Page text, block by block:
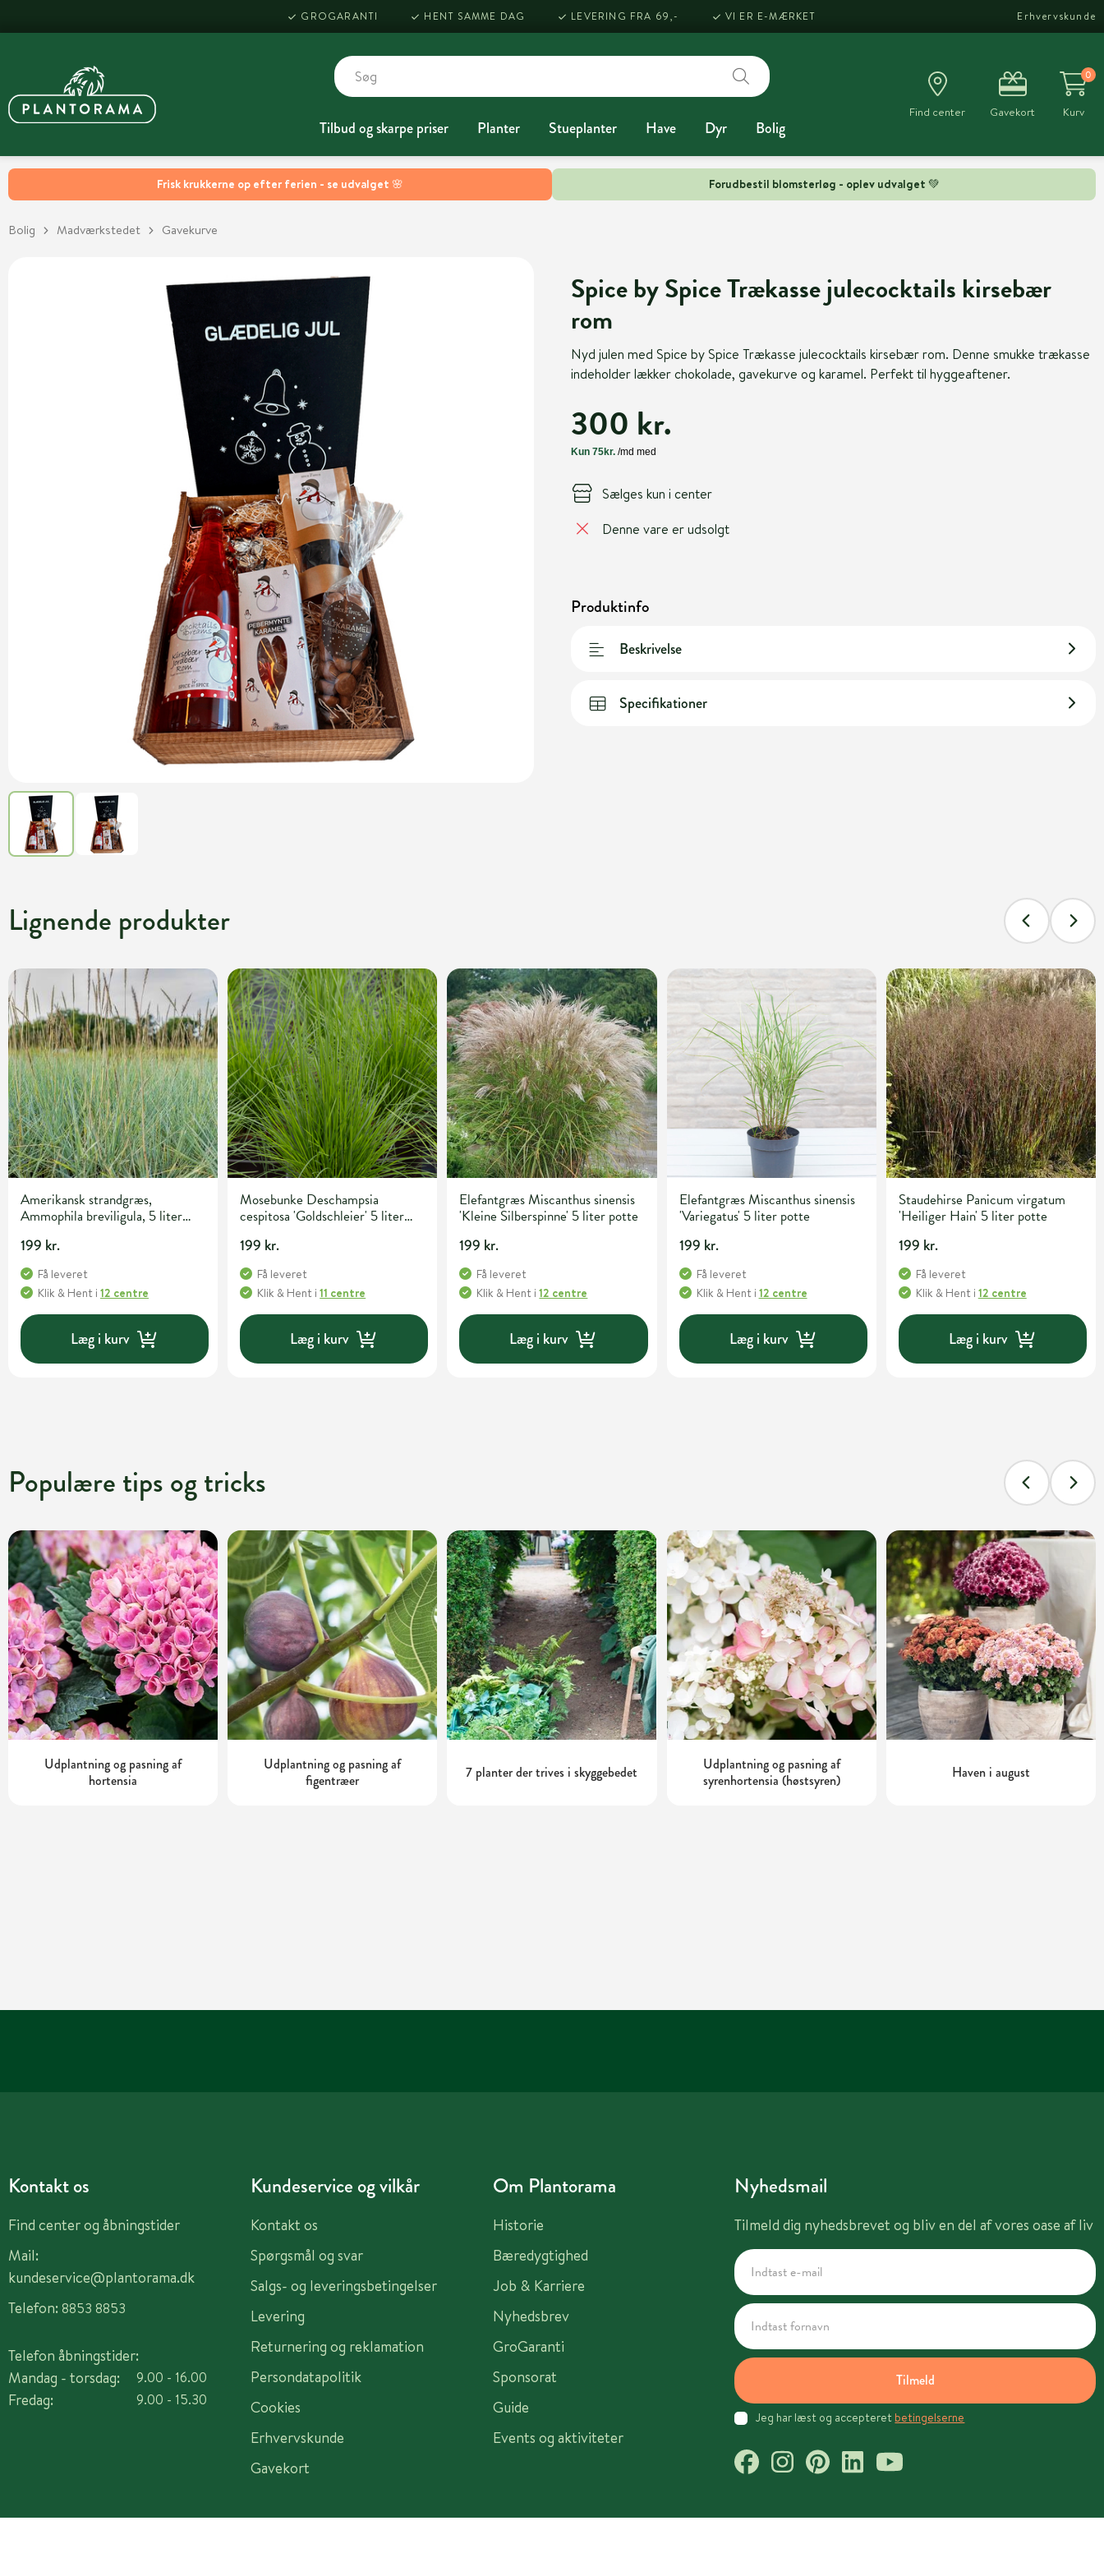
Frisk krukkerne op efter ferien - se udvalget 🌸 Forudbestil blomsterløg - oplev udvalget 💚
GROGARANTI HENT SAMME DAG LEVERING FRA 69,- VI ER E-MÆRKET Erhvervskunde
Tilbud og skarpe priser Planter Stueplanter Have Dyr Bolig
Find center Gavekort
0
Kurv
Bolig Madværkstedet Gavekurve
Spice by Spice Trækasse julecocktails kirsebær
rom
Nyd julen med Spice by Spice Trækasse julecocktails kirsebær rom. Denne smukke trækasse
indeholder lækker chokolade, gavekurve og karamel. Perfekt til hyggeaftener.
300 kr.
Sælges kun i center
Denne vare er udsolgt
Produktinfo
Beskrivelse
Specifikationer
Lignende produkter
Amerikansk strandgræs,
Ammophila breviligula, 5 liter
199 kr.
Få leveret
Klik & Hent i 12 centre
Læg i kurv
Mosebunke Deschampsia
cespitosa 'Goldschleier' 5 liter
199 kr.
Få leveret
Klik & Hent i11 centre
Læg i kurv
Elefantgræs Miscanthus sinensis
'Kleine Silberspinne' 5 liter potte
199 kr.
Få leveret
Klik & Hent i12 centre
Læg i kurv
Elefantgræs Miscanthus sinensis
'Variegatus' 5 liter potte
199 kr.
Få leveret
Klik & Hent i 12 centre
Læg i kurv
Staudehirse Panicum virgatum
'Heiliger Hain' 5 liter potte
199 kr.
Få leveret
Klik & Hent i 12 centre
Læg i kurv
Populære tips og tricks
Udplantning og pasning af
hortensia
Udplantning og pasning af
figentræer
7 planter der trives i skyggebedet
Udplantning og pasning af
syrenhortensia (høstsyren)
Haven i august
Kontakt os
Find center og åbningstider
Mail:
kundeservice@plantorama.dk
Telefon: 8853 8853
Telefon åbningstider:
Mandag - torsdag:
Fredag:
9.00 - 16.00
9.00 - 15.30
Kundeservice og vilkår
Kontakt os
Spørgsmål og svar
Salgs- og leveringsbetingelser
Levering
Returnering og reklamation
Persondatapolitik
Cookies
Erhvervskunde
Gavekort
Om Plantorama
Historie
Bæredygtighed
Job & Karriere
Nyhedsbrev
GroGaranti
Sponsorat
Guide
Events og aktiviteter
Nyhedsmail
Tilmeld dig nyhedsbrevet og bliv en del af vores oase af liv
Tilmeld
Jeg har læst og accepteret betingelserne